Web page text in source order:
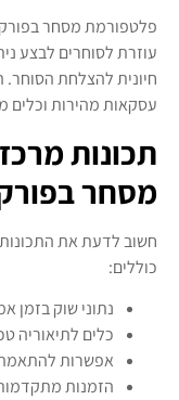
פלטפורמת מסחר
עוזרת לסוחרים לבצע
חיונית להצלחת הסוחר.
עסקאות מהירות וכלים
תכונות
מסחר
חשוב לדעת את
כוללים:
נתוני שוק בזמן
כלים לתיאוריה
אפשרות
הזמנות